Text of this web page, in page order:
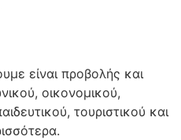
είναι προβολής και
οικονομικού,
τουριστικού και